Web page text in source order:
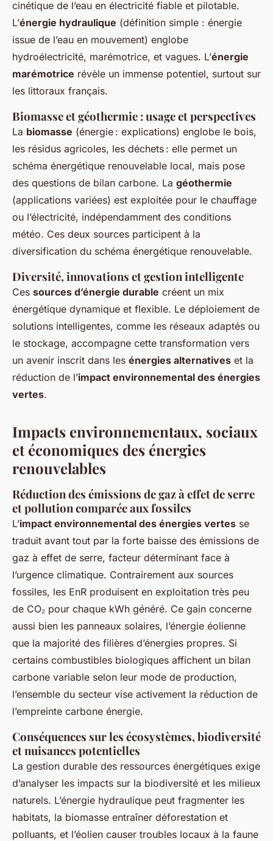
cinétique de l’eau en électricité fiable et pilotable.
L’énergie hydraulique (définition simple : énergie
issue de l’eau en mouvement) englobe
hydroélectricité, marémotrice, et vagues. L’énergie
marémotrice révèle un immense potentiel, surtout sur
les littoraux français.
Biomasse et géothermie : usage et perspectives
La biomasse (énergie : explications) englobe le bois,
les résidus agricoles, les déchets : elle permet un
schéma énergétique renouvelable local, mais pose
des questions de bilan carbone. La géothermie
(applications variées) est exploitée pour le chauffage
ou l’électricité, indépendamment des conditions
météo. Ces deux sources participent à la
diversification du schéma énergétique renouvelable.
Diversité, innovations et gestion intelligente
Ces sources d’énergie durable créent un mix
énergétique dynamique et flexible. Le déploiement de
solutions intelligentes, comme les réseaux adaptés ou
le stockage, accompagne cette transformation vers
un avenir inscrit dans les énergies alternatives et la
réduction de l’impact environnemental des énergies
vertes.
Impacts environnementaux, sociaux
et économiques des énergies
renouvelables
Réduction des émissions de gaz à effet de serre
et pollution comparée aux fossiles
L’impact environnemental des énergies vertes se
traduit avant tout par la forte baisse des émissions de
gaz à effet de serre, facteur déterminant face à
l’urgence climatique. Contrairement aux sources
fossiles, les EnR produisent en exploitation très peu
de CO₂ pour chaque kWh généré. Ce gain concerne
aussi bien les panneaux solaires, l’énergie éolienne
que la majorité des filières d’énergies propres. Si
certains combustibles biologiques affichent un bilan
carbone variable selon leur mode de production,
l’ensemble du secteur vise activement la réduction de
l’empreinte carbone énergie.
Conséquences sur les écosystèmes, biodiversité
et nuisances potentielles
La gestion durable des ressources énergétiques exige
d’analyser les impacts sur la biodiversité et les milieux
naturels. L’énergie hydraulique peut fragmenter les
habitats, la biomasse entraîner déforestation et
polluants, et l’éolien causer troubles locaux à la faune